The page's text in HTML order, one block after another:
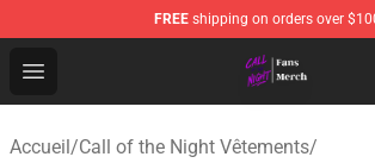
FREE shipping on orders over
Open menu
Call of the Night Store - Official Call
Accueil/Call of the Night Vêtements/